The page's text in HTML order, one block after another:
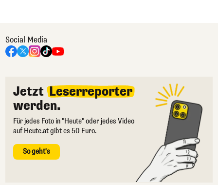
Social Media
Jetzt Leserreporter
werden.
Für jedes Foto in "Heute" oder jedes Video
auf Heute.at gibt es 50 Euro.
So geht's